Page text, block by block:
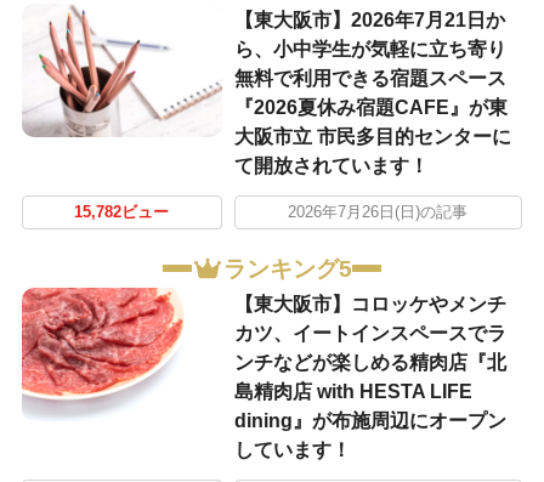
【東大阪市】2026年7月21日か
ら、小中学生が気軽に立ち寄り
無料で利用できる宿題スペース
『2026夏休み宿題CAFE』が東
大阪市立 市民多目的センターに
て開放されています！
15,782ビュー 2026年7月26日(日)の記事
ランキング5
【東大阪市】コロッケやメンチ
カツ、イートインスペースでラ
ンチなどが楽しめる精肉店『北
島精肉店 with HESTA LIFE
dining』が布施周辺にオープン
しています！